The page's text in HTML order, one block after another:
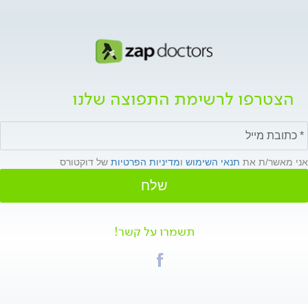
הצטרפו לרשימת התפוצה שלנו
אני מאשר/ת את תנאי השימוש ומדיניות הפרטיות של דוקטורס
שלח
תשמרו על קשר!